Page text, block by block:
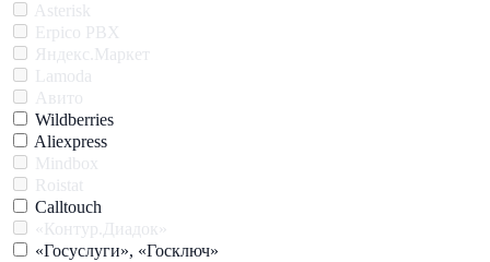
Asterisk
Erpico PBX
Яндекс.Маркет
Lamoda
Авито
Wildberries
Aliexpress
Mindbox
Roistat
Calltouch
«Контур.Диадок»
«Госуслуги», «Госключ»